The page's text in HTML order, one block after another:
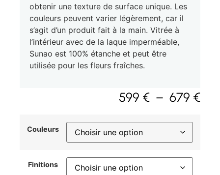
obtenir une texture de surface unique. Les
couleurs peuvent varier légèrement, car il
s’agit d’un produit fait à la main. Vitrée à
l’intérieur avec de la laque imperméable,
Sunao est 100% étanche et peut être
utilisée pour les fleurs fraîches.
599 € – 679 €
Couleurs
Finitions